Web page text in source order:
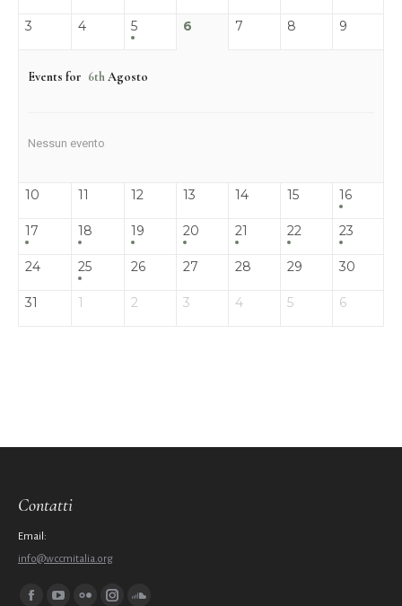
3 4 5 6 7 8 9
Events for 6thAgosto
Nessun evento
10 11 12 13 14 15 16
17 18 19 20 21 22 23
24 25 26 27 28 29 30
31 1 2 3 4 5 6
Contatti
Email:
info@wccmitalia.org
Ci puoi trovare su: